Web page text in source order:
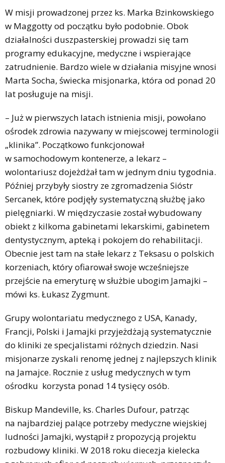
W misji prowadzonej przez ks. Marka Bzinkowskiego
w Maggotty od początku było podobnie. Obok
działalności duszpasterskiej prowadzi się tam
programy edukacyjne, medyczne i wspierające
zatrudnienie. Bardzo wiele w działania misyjne wnosi
Marta Socha, świecka misjonarka, która od ponad 20
lat posługuje na misji.
– Już w pierwszych latach istnienia misji, powołano
ośrodek zdrowia nazywany w miejscowej terminologii
„klinika”. Początkowo funkcjonował
w samochodowym kontenerze, a lekarz –
wolontariusz dojeżdżał tam w jednym dniu tygodnia.
Później przybyły siostry ze zgromadzenia Sióstr
Sercanek, które podjęły systematyczną służbę jako
pielęgniarki. W międzyczasie został wybudowany
obiekt z kilkoma gabinetami lekarskimi, gabinetem
dentystycznym, apteką i pokojem do rehabilitacji.
Obecnie jest tam na stałe lekarz z Teksasu o polskich
korzeniach, który ofiarował swoje wcześniejsze
przejście na emeryturę w służbie ubogim Jamajki –
mówi ks. Łukasz Zygmunt.
Grupy wolontariatu medycznego z USA, Kanady,
Francji, Polski i Jamajki przyjeżdżają systematycznie
do kliniki ze specjalistami różnych dziedzin. Nasi
misjonarze zyskali renomę jednej z najlepszych klinik
na Jamajce. Rocznie z usług medycznych w tym
ośrodku korzysta ponad 14 tysięcy osób.
Biskup Mandeville, ks. Charles Dufour, patrząc
na najbardziej palące potrzeby medyczne wiejskiej
ludności Jamajki, wystąpił z propozycją projektu
rozbudowy kliniki. W 2018 roku diecezja kielecka